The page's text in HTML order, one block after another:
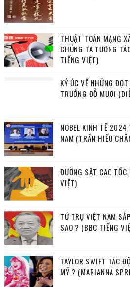
THUẬT TOÁN MẠNG
CHÚNG TA TƯƠNG
TIẾNG VIỆT)
KÝ ỨC VỀ NHỮNG
TRƯỚNG ĐỖ MƯỜI
NOBEL KINH TẾ 2024
NAM (TRẦN HIẾU
ĐƯỜNG SẮT CAO
VIỆT)
TỨ TRỤ VIỆT NAM
SAO ? (BBC TIẾNG
TAYLOR SWIFT TÁC
MỸ ? (MARIANNA